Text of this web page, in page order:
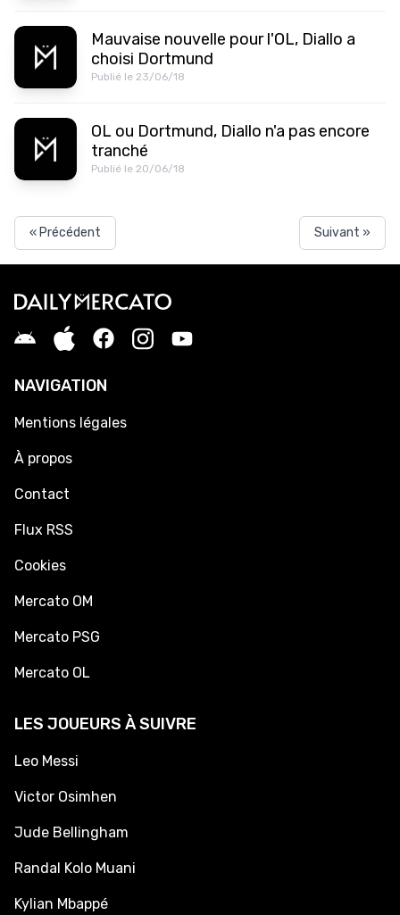
Mauvaise nouvelle pour l'OL, Diallo a
choisi Dortmund
Publié le 23/06/18
OL ou Dortmund, Diallo n'a pas encore
tranché
Publié le 20/06/18
« Précédent Suivant »
NAVIGATION
Mentions légales
À propos
Contact
Flux RSS
Cookies
Mercato OM
Mercato PSG
Mercato OL
LES JOUEURS À SUIVRE
Leo Messi
Victor Osimhen
Jude Bellingham
Randal Kolo Muani
Kylian Mbappé